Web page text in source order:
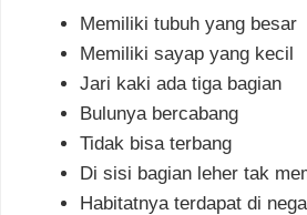
Memiliki tubuh yang besar
Memiliki sayap yang kecil
Jari kaki ada tiga bagian
Bulunya bercabang
Tidak bisa terbang
Di sisi bagian leher tak
Habitatnya terdapat di